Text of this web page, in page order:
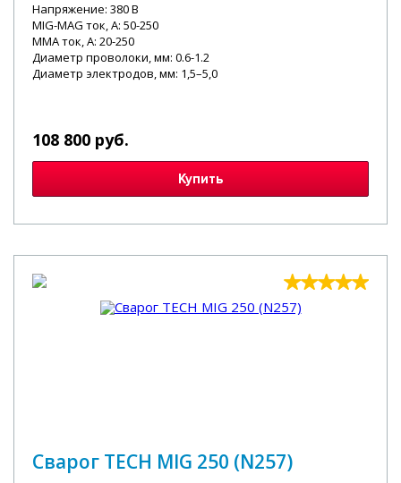
Напряжение: 380 В
MIG-MAG ток, А: 50-250
MMA ток, А: 20-250
Диаметр проволоки, мм: 0.6-1.2
Диаметр электродов, мм: 1,5–5,0
108 800 руб.
Купить
Сварог TECH MIG 250 (N257)